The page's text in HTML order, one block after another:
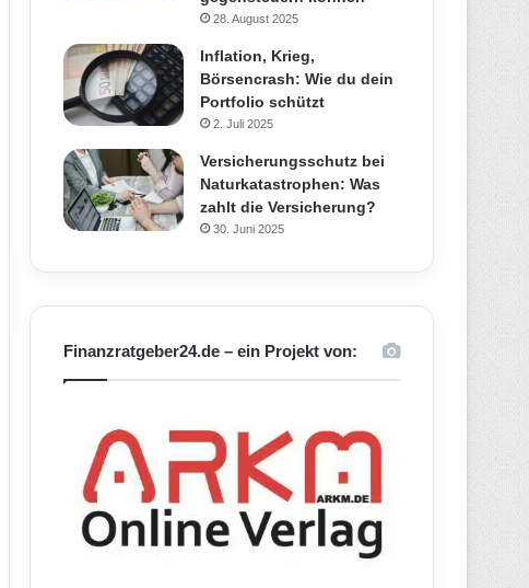
28. August 2025
Inflation, Krieg,
Börsencrash: Wie du dein
Portfolio schützt
2. Juli 2025
Versicherungsschutz bei
Naturkatastrophen: Was
zahlt die Versicherung?
30. Juni 2025
Finanzratgeber24.de – ein Projekt von: